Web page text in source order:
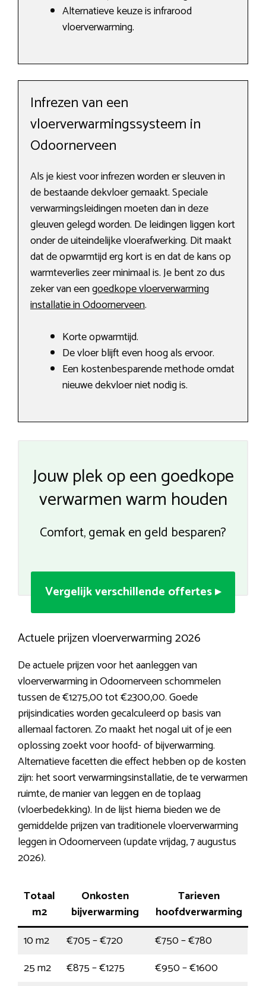
Alternatieve keuze is infrarood
vloerverwarming.
Infrezen van een
vloerverwarmingssysteem in
Odoornerveen
Als je kiest voor infrezen worden er sleuven in
de bestaande dekvloer gemaakt. Speciale
verwarmingsleidingen moeten dan in deze
gleuven gelegd worden. De leidingen liggen kort
onder de uiteindelijke vloerafwerking. Dit maakt
dat de opwarmtijd erg kort is en dat de kans op
warmteverlies zeer minimaal is. Je bent zo dus
zeker van eengoedkope vloerverwarming
installatie in Odoornerveen.
Korte opwarmtijd.
De vloer blijft even hoog als ervoor.
Een kostenbesparende methode omdat
nieuwe dekvloer niet nodig is.
Jouw plek op een goedkope
verwarmen warm houden
Comfort, gemak en geld besparen?
Vergelijk verschillende offertes ▸
Actuele prijzen vloerverwarming 2026
De actuele prijzen voor het aanleggen van
vloerverwarming in Odoornerveen schommelen
tussen de €1275,00 tot €2300,00. Goede
prijsindicaties worden gecalculeerd op basis van
allemaal factoren. Zo maakt het nogal uit of je een
oplossing zoekt voor hoofd- of bijverwarming.
Alternatieve facetten die effect hebben op de kosten
zijn: het soort verwarmingsinstallatie, de te verwarmen
ruimte, de manier van leggen en de toplaag
(vloerbedekking). In de lijst hierna bieden we de
gemiddelde prijzen van traditionele vloerverwarming
leggen in Odoornerveen (update vrijdag, 7 augustus
2026).
Totaal
m2
Onkosten
bijverwarming
Tarieven
hoofdverwarming
10 m2
€705 – €720
€750 – €780
25 m2
€875 – €1275
€950 – €1600